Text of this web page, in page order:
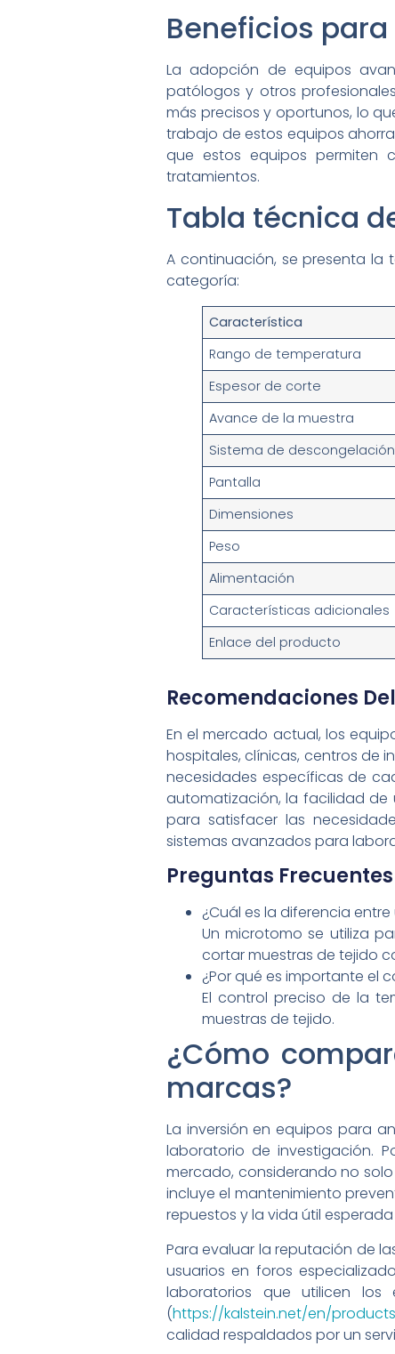
Beneficios
La adopción de equipos
patólogos y otros
más precisos y oportunos, lo
trabajo de estos equipos
que estos equipos permiten
tratamientos.
Tabla técnica
A continuación, se presenta la
categoría:
Característica
Rango de temperatura
Espesor de corte
Avance de la muestra
Sistema de descongelación
Pantalla
Dimensiones
Peso
Alimentación
Características adicionales
Enlace del producto
Recomendaciones
En el mercado actual, los
hospitales, clínicas, centros de
necesidades específicas de
automatización, la facilidad
para satisfacer las
sistemas avanzados para
Preguntas Frecuentes
¿Cuál es la diferencia
Un microtomo se utiliza
cortar muestras de tejido
¿Por qué es importante el
El control preciso de la
muestras de tejido.
¿Cómo
marcas?
La inversión en equipos para
laboratorio de investigación.
mercado, considerando no
incluye el mantenimiento
repuestos y la vida útil
Para evaluar la reputación de
usuarios en foros
laboratorios que utilicen los
(https://kalstein.net/en/
calidad respaldados por un